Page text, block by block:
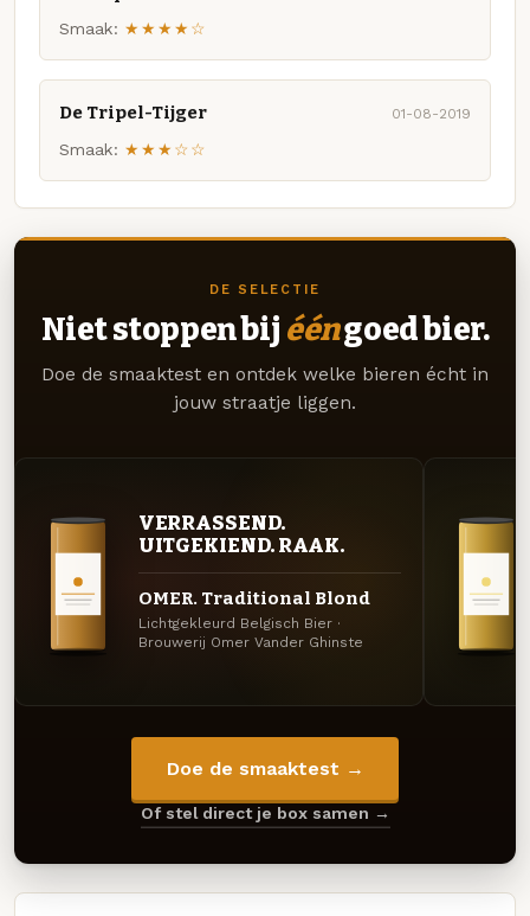
Smaak: ★★★★☆
De Tripel-Tijger 01-08-2019
Smaak: ★★★☆☆
DE SELECTIE
Niet stoppen bij ééngoed bier.
Doe de smaaktest en ontdek welke bieren écht in
jouw straatje liggen.
VERRASSEND.
UITGEKIEND. RAAK.
OMER. Traditional Blond
Lichtgekleurd Belgisch Bier ·
Brouwerij Omer Vander Ghinste
Doe de smaaktest →
Of stel direct je box samen →